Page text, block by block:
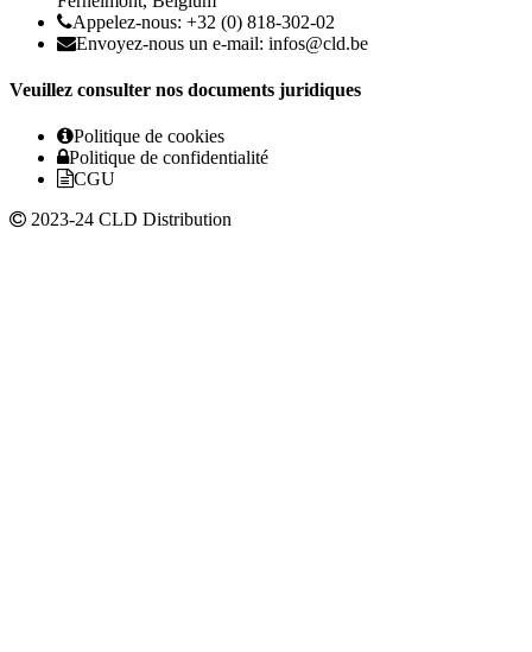
Appelez-nous: +32 (0) 818-302-02
Envoyez-nous un e-mail: infos@cld.be
Veuillez consulter nos documents juridiques
Politique de cookies
Politique de confidentialité
CGU
2023-24 CLD Distribution